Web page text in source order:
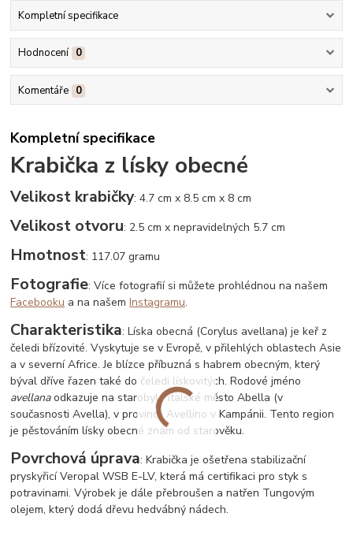
Kompletní specifikace
Hodnocení 0
Komentáře 0
Kompletní specifikace
Krabička z lísky obecné
Velikost krabičky: 4.7 cm x 8.5 cm x 8 cm
Velikost otvoru: 2.5 cm x nepravidelných 5.7 cm
Hmotnost: 117.07 gramu
Fotografie: Více fotografií si můžete prohlédnou na našem
Facebooku a na našemInstagramu.
Charakteristika: Líska obecná (Corylus avellana) je keř z
čeledi břízovité. Vyskytuje se v Evropě, v přilehlých oblastech Asie
a v severní Africe. Je blízce příbuzná s habrem obecným, který
býval dříve řazen také do čeledi lískovitých. Rodové jméno
avellanaodkazuje na starobylé italské město Abella (v
současnosti Avella), v provincii Avellino v Kampánii. Tento region
je pěstováním lísky obecné znám od starověku.
Povrchová úprava: Krabička je ošetřena stabilizační
pryskyřicí Veropal WSB E-LV, která má certifikaci pro styk s
potravinami. Výrobek je dále přebroušen a natřen Tungovým
olejem, který dodá dřevu hedvábný nádech.